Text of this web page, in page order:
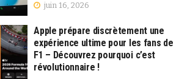
juin 16, 2026
Apple prépare discrètement une
expérience ultime pour les fans de
F1 – Découvrez pourquoi c’est
révolutionnaire !